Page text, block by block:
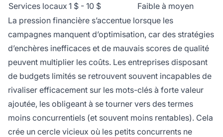
Services locaux 1 $ - 10 $
Faible à moyen
La pression financière s’accentue lorsque les
campagnes manquent d’optimisation, car des stratégies
d’enchères inefficaces et de mauvais scores de qualité
peuvent multiplier les coûts. Les entreprises disposant
de budgets limités se retrouvent souvent incapables de
rivaliser efficacement sur les mots-clés à forte valeur
ajoutée, les obligeant à se tourner vers des termes
moins concurrentiels (et souvent moins rentables). Cela
crée un cercle vicieux où les petits concurrents ne